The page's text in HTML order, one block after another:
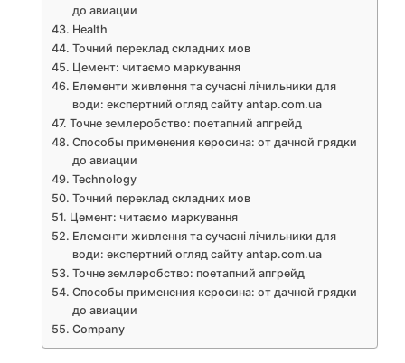
до авиации
Health
Точний переклад складних мов
Цемент: читаємо маркування
Елементи живлення та сучасні лічильники для
води: експертний огляд сайту antap.com.ua
Точне землеробство: поетапний апгрейд
Способы применения керосина: от дачной грядки
до авиации
Technology
Точний переклад складних мов
Цемент: читаємо маркування
Елементи живлення та сучасні лічильники для
води: експертний огляд сайту antap.com.ua
Точне землеробство: поетапний апгрейд
Способы применения керосина: от дачной грядки
до авиации
Company